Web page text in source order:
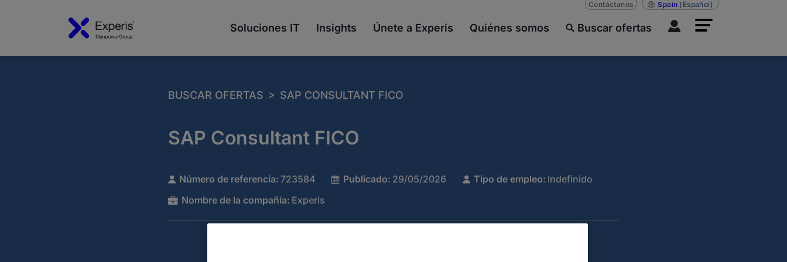
Soluciones IT Insights Únete a Experis Quiénes somos Buscar ofertas
Contáctanos Spain (Español)
BUSCAR OFERTAS > SAP CONSULTANT FICO
SAP Consultant FICO
Número de referencia: 723584 Publicado: 29/05/2026 Tipo de empleo: Indefinido
Nombre de la compañía: Experis